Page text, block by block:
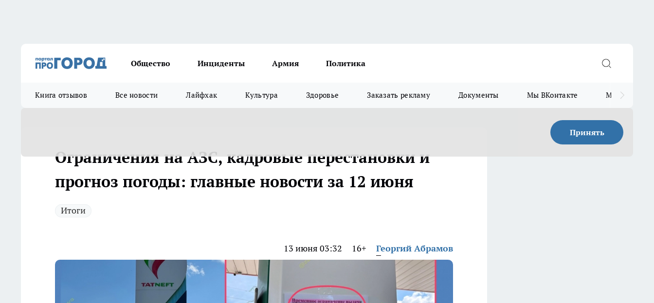
Общество Инциденты Армия Политика
Книга отзывов Все новости Лайфхак Культура Здоровье Заказать рекламу Документы Мы ВКонтакте Мы в
Принять
Ограничения на АЗС, кадровые перестановки и
прогноз погоды: главные новости за 12 июня
Итоги
13 июня 03:32 16+ Георгий Абрамов